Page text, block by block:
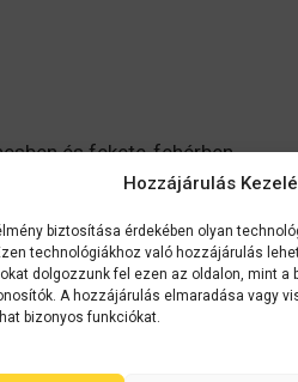
Hozzájárulás
biztosítása érdekében olyan
technológiákhoz való hozzájárulás
dolgozzunk fel ezen az oldalon, mint a
A hozzájárulás elmaradása vagy
bizonyos funkciókat.
és fekete-fehérben
a DS-310